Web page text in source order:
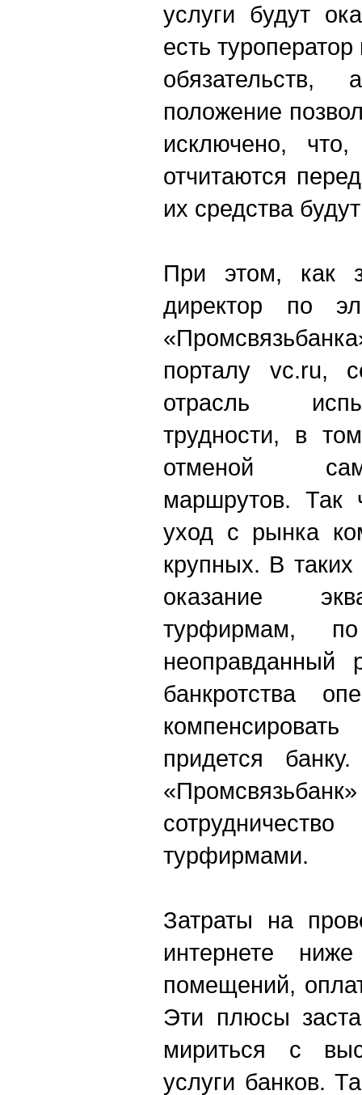
услуги будут
есть
положение
исключено,
отчитаются
их средства
При этом, как
директор по
порталу vc.ru,
отрасль
трудности, в
отменой
маршрутов. Так
уход с рынка
крупных. В
оказание
турфирмам,
неоправданный
банкротства
придется
турфирмами.
Затраты на
интернете
помещений,
Эти плюсы
мириться с
услуги банков.